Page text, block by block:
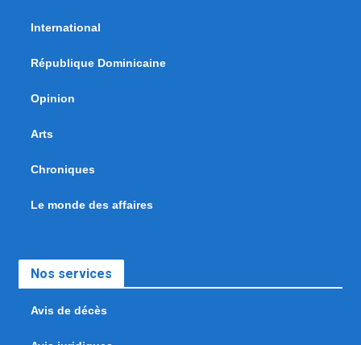
International
République Dominicaine
Opinion
Arts
Chroniques
Le monde des affaires
Nos services
Avis de décès